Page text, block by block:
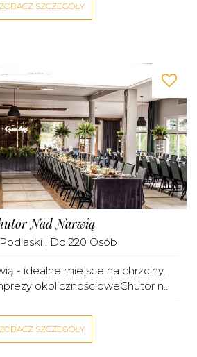
ZOBACZ SZCZEGÓŁY
Nad Narwią
, Do 220 Osób
- idealne miejsce na chrzciny,
okolicznościoweChutor n...
ZOBACZ SZCZEGÓŁY